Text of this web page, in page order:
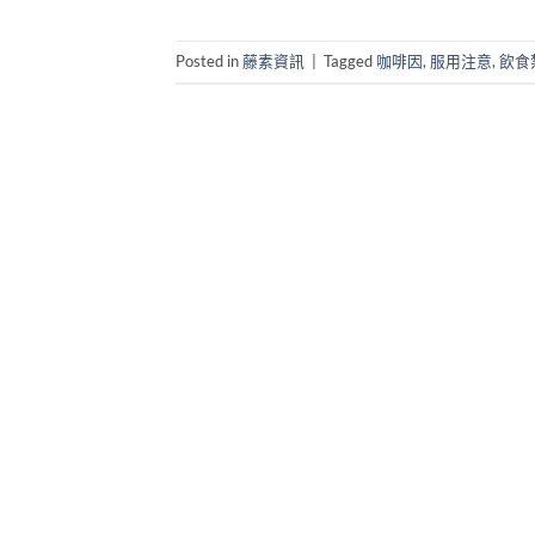
Posted in藤素資訊 Tagged 咖啡因, 服用注意, 飲食